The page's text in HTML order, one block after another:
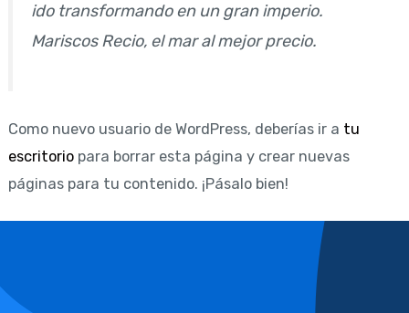
ido transformando en un gran imperio.
Mariscos Recio, el mar al mejor precio.
Como nuevo usuario de WordPress, deberías ir a tu
escritoriopara borrar esta página y crear nuevas
páginas para tu contenido. ¡Pásalo bien!